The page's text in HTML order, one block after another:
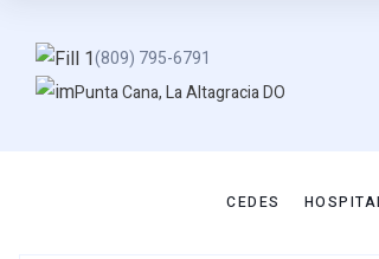
(809) 795-6791
Punta Cana, La Altagracia DO
CEDES